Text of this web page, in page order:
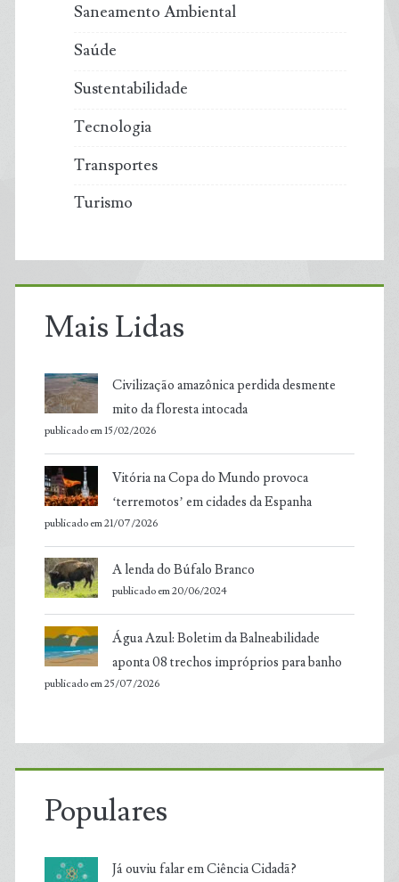
Saneamento Ambiental
Saúde
Sustentabilidade
Tecnologia
Transportes
Turismo
Mais Lidas
Civilização amazônica perdida desmente
mito da floresta intocada
publicado em 15/02/2026
Vitória na Copa do Mundo provoca
‘terremotos’ em cidades da Espanha
publicado em 21/07/2026
A lenda do Búfalo Branco
publicado em 20/06/2024
Água Azul: Boletim da Balneabilidade
aponta 08 trechos impróprios para banho
publicado em 25/07/2026
Populares
Já ouviu falar em Ciência Cidadã?